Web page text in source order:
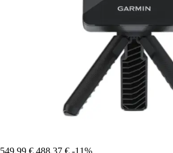
549,99 € 488,37 € -11%